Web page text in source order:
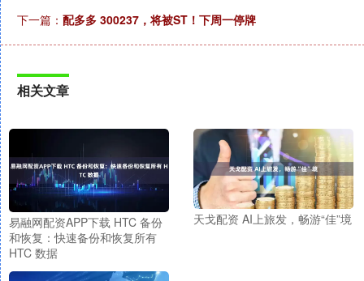
下一篇： 配多多 300237，将被ST！下周一停牌
相关文章
易融网配资APP下载 HTC 备份
和恢复：快速备份和恢复所有
HTC 数据
天戈配资 AI上旅发，畅游“佳”境